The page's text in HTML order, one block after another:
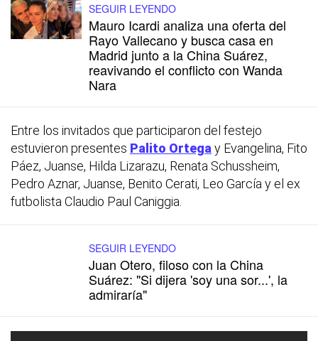
SEGUIR LEYENDO
Mauro Icardi analiza una oferta del
Rayo Vallecano y busca casa en
Madrid junto a la China Suárez,
reavivando el conflicto con Wanda
Nara
Entre los invitados que participaron del festejo
estuvieron presentes Palito Ortega y Evangelina, Fito
Páez, Juanse, Hilda Lizarazu, Renata Schussheim,
Pedro Aznar, Juanse, Benito Cerati, Leo García y el ex
futbolista Claudio Paul Caniggia.
SEGUIR LEYENDO
Juan Otero, filoso con la China
Suárez: "Si dijera 'soy una sor...', la
admiraría"